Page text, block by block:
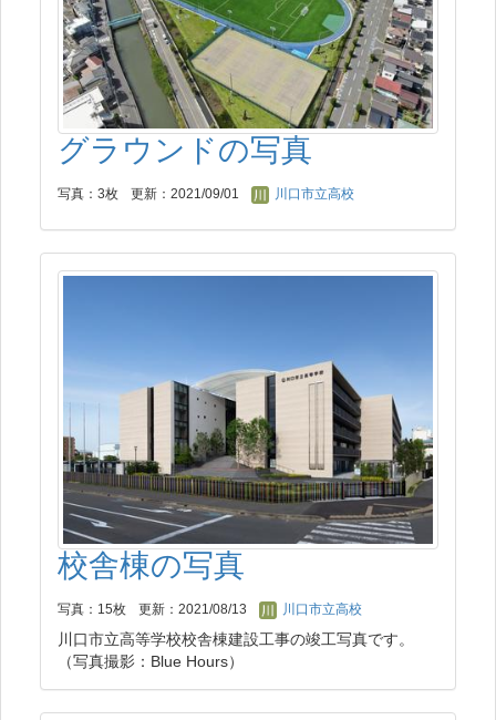
グラウンドの写真
写真：3枚 更新：2021/09/01 川口市立高校
校舎棟の写真
写真：15枚 更新：2021/08/13 川口市立高校
川口市立高等学校校舎棟建設工事の竣工写真です。
（写真撮影：Blue Hours）